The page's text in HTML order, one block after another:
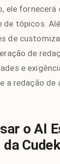
ele
de tópicos.
de
de
e
a redação
o AI
da